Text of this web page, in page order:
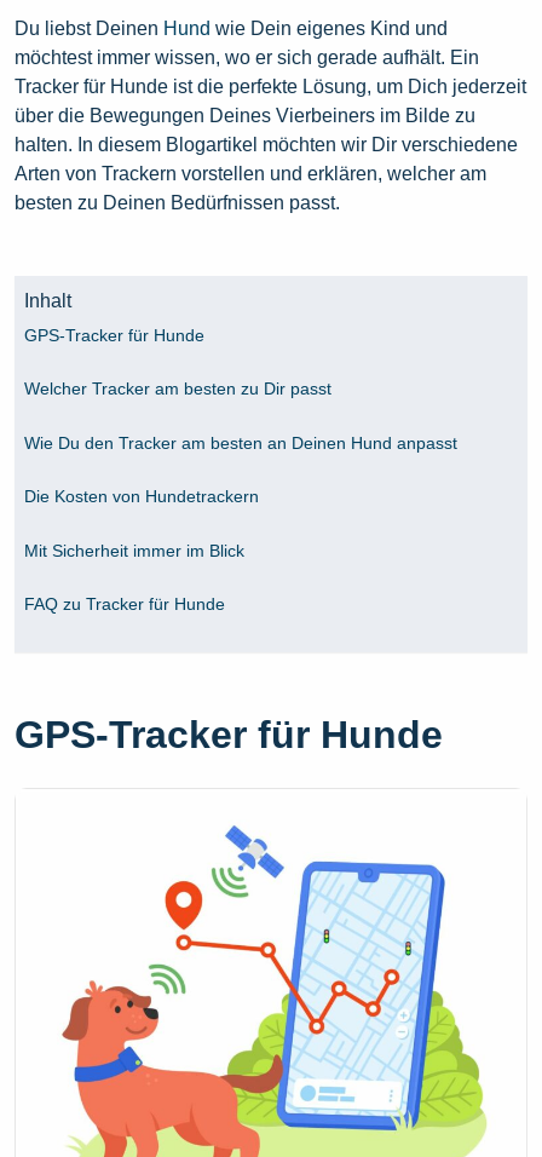
Du liebst Deinen Hund wie Dein eigenes Kind und
möchtest immer wissen, wo er sich gerade aufhält. Ein
Tracker für Hunde ist die perfekte Lösung, um Dich jederzeit
über die Bewegungen Deines Vierbeiners im Bilde zu
halten. In diesem Blogartikel möchten wir Dir verschiedene
Arten von Trackern vorstellen und erklären, welcher am
besten zu Deinen Bedürfnissen passt.
Inhalt
GPS-Tracker für Hunde
Welcher Tracker am besten zu Dir passt
Wie Du den Tracker am besten an Deinen Hund anpasst
Die Kosten von Hundetrackern
Mit Sicherheit immer im Blick
FAQ zu Tracker für Hunde
GPS-Tracker für Hunde